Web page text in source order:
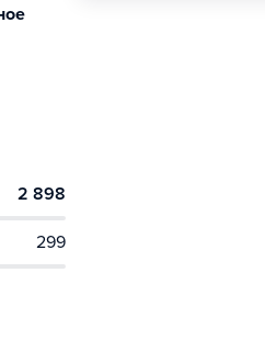
2 898
299